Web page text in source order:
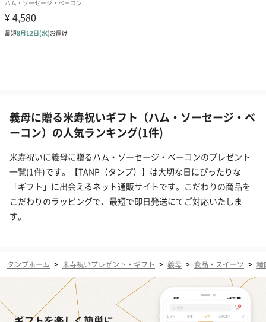
義母に贈る米寿祝いギフト（ハム・ソーセージ・ベ
ーコン）の人気ランキング(1件)
米寿祝いに義母に贈るハム・ソーセージ・ベーコンのプレゼント
一覧(1件)です。【TANP（タンプ）】は大切な日にぴったりな
「ギフト」に出会えるネット通販サイトです。こだわりの商品を
こだわりのラッピングで、最短で即日発送にてご対応いたしま
す。
タンプホーム > 米寿祝いプレゼント・ギフト > 義母 > 食品・スイーツ > 精